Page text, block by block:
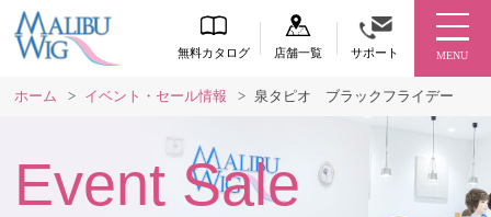
無料カタログ 店舗一覧 サポート MENU
ホーム > イベント・セール情報 > 泉タピオ ブラックフライデー
Event Sale